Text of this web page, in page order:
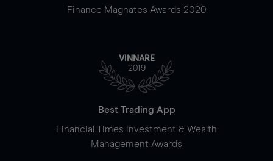
Finance Magnates Awards 2020
VINNARE
2019
Best Trading App
Financial Times Investment & Wealth
Management Awards